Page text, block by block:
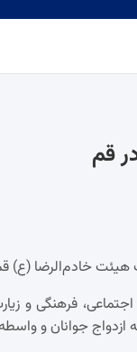
فرهنگی و زیارت
جوانان و